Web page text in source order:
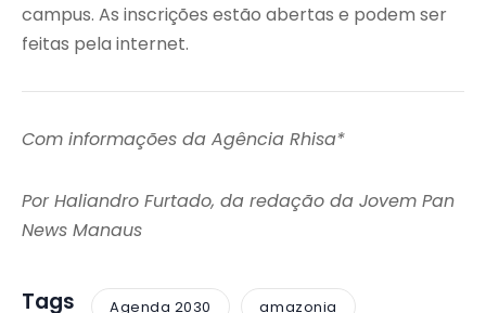
campus. As inscrições estão abertas e podem ser
feitas pela internet.
Com informações da Agência Rhisa*
Por Haliandro Furtado, da redação da Jovem Pan
News Manaus
Tags Agenda 2030 amazonia